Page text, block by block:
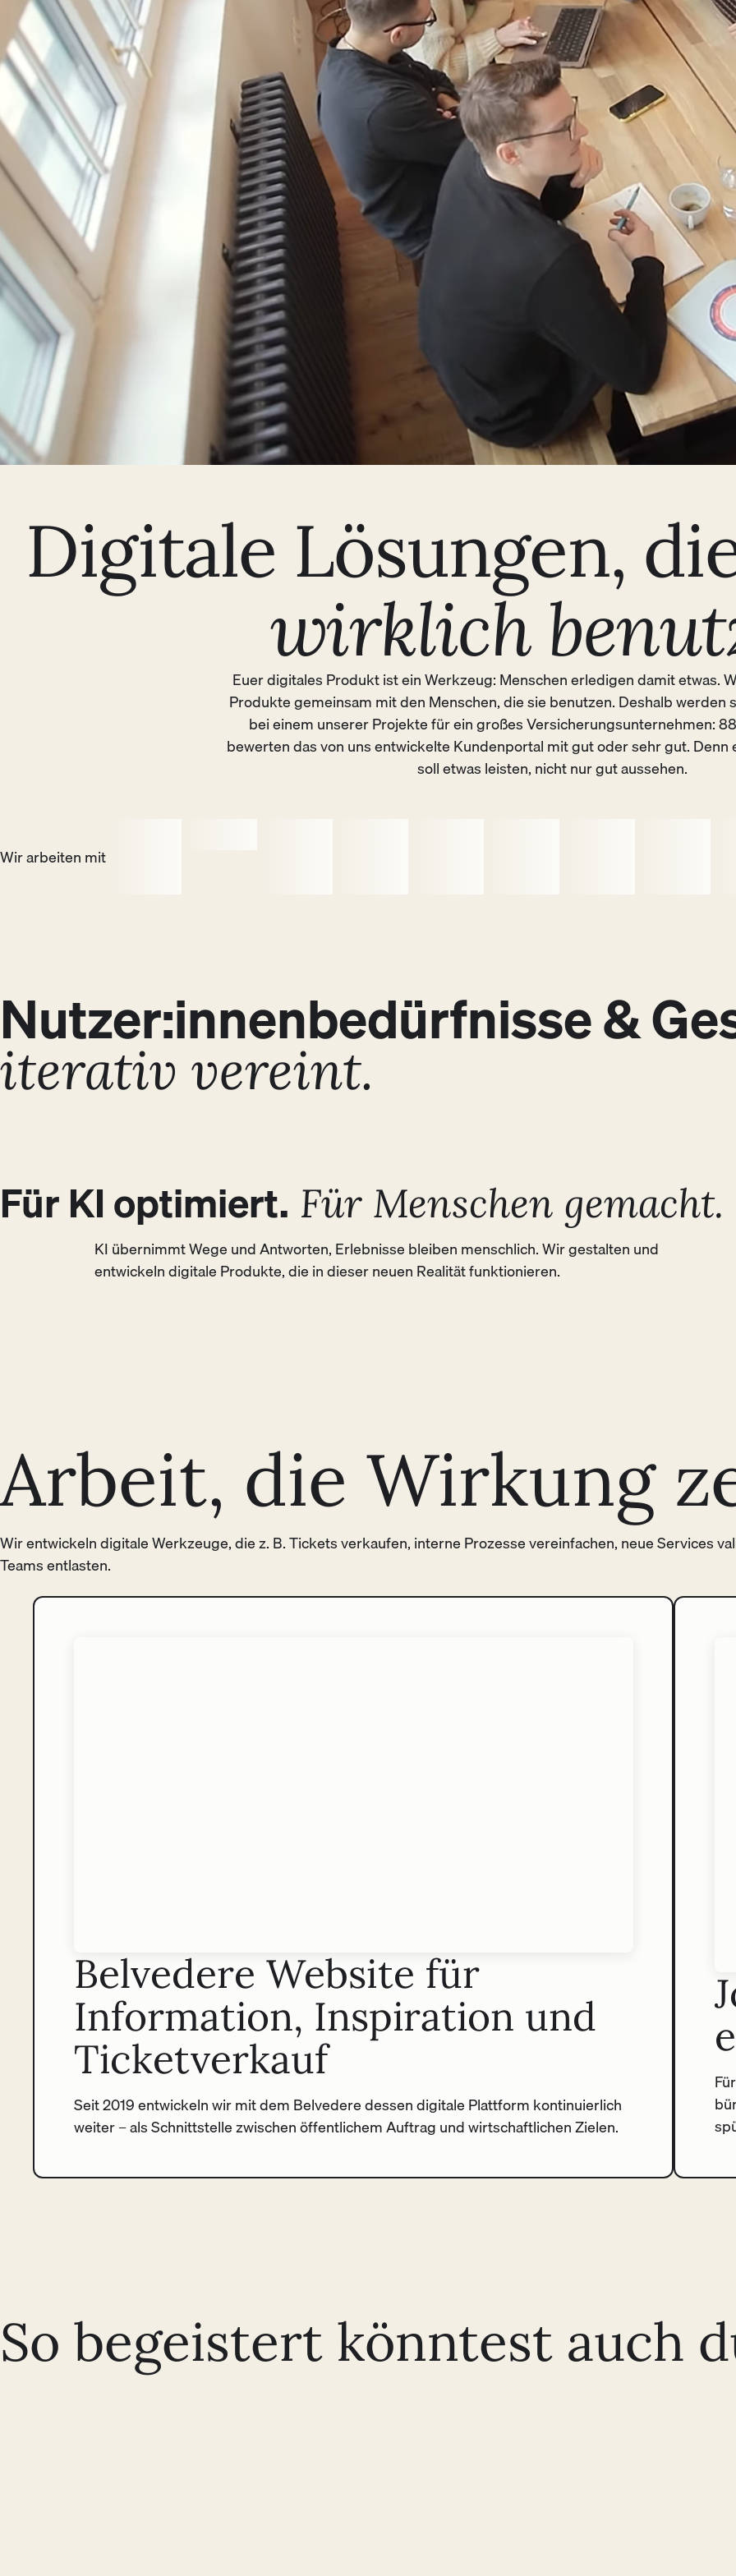
Digitale Lösungen,
wirklich
Euer digitales Produkt ist ein Werkzeug: Menschen erledigen damit etwas.
Produkte gemeinsam mit den Menschen, die sie benutzen. Deshalb werden
bei einem unserer Projekte für ein großes Versicherungsunternehmen:
bewerten das von uns entwickelte Kundenportal mit gut oder sehr gut.
soll etwas leisten, nicht nur gut aussehen.
Wir arbeiten mit
Nutzer:innenbedürfnisse &
iterativ vereint.
01Discover
User:innen-Bedürfnisse und Business-
Ziele identifizieren — zwei Welten, die
02 Define & Design
Für KI optimiert. Für Menschen gemacht.
KI übernimmt Wege und Antworten, Erlebnisse bleiben menschlich. Wir gestalten und
entwickeln digitale Produkte, die in dieser neuen Realität funktionieren.
Arbeit, die Wirkung
Wir entwickeln digitale Werkzeuge, die z. B. Tickets verkaufen, interne Prozesse vereinfachen, neue Services
Teams entlasten.
Belvedere Website für
Information, Inspiration und
Ticketverkauf
Seit 2019 entwickeln wir mit dem Belvedere dessen digitale Plattform kontinuierlich
weiter – als Schnittstelle zwischen öffentlichem Auftrag und wirtschaftlichen Zielen.
So begeistert könntest auch